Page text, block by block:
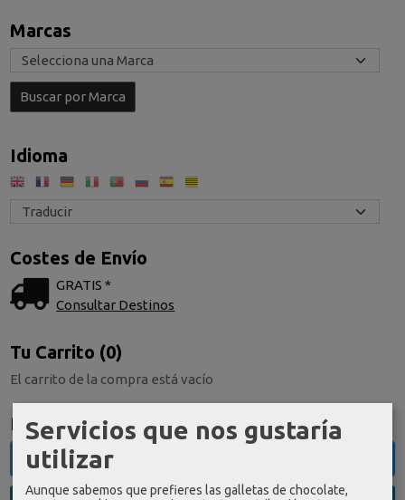
Marcas
Idioma
Costes de Envío
GRATIS *
Consultar Destinos
Tu Carrito (0)
El carrito de la compra está vacío
Redes Sociales
Twitter
Servicios que nos gustaría
utilizar
Aunque sabemos que prefieres las galletas de chocolate,